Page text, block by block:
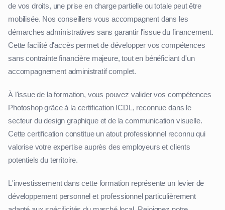
de vos droits, une prise en charge partielle ou totale peut être
mobilisée. Nos conseillers vous accompagnent dans les
démarches administratives sans garantir l'issue du financement.
Cette facilité d'accès permet de développer vos compétences
sans contrainte financière majeure, tout en bénéficiant d'un
accompagnement administratif complet.
À l'issue de la formation, vous pouvez valider vos compétences
Photoshop grâce à la certification ICDL, reconnue dans le
secteur du design graphique et de la communication visuelle.
Cette certification constitue un atout professionnel reconnu qui
valorise votre expertise auprès des employeurs et clients
potentiels du territoire.
L'investissement dans cette formation représente un levier de
développement personnel et professionnel particulièrement